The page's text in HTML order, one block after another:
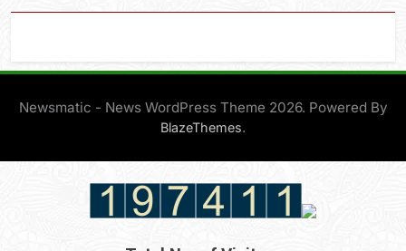
Newsmatic - News WordPress Theme 2026. Powered By
BlazeThemes.